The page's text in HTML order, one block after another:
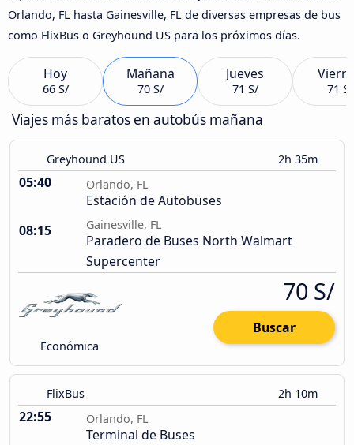
Orlando, FL hasta Gainesville, FL de diversas empresas de bus
como FlixBus o Greyhound US para los próximos días.
Hoy
66 S/
Mañana
70 S/
Jueves
71 S/ 71 S/
Viajes más baratos en autobús mañana
Greyhound US 2h 35m
05:40 Orlando, FL
Estación de Autobuses
08:15
Gainesville, FL
Paradero de Buses North Walmart
Supercenter
Económica
70 S/
Buscar
FlixBus 2h 10m
22:55 Orlando, FL
Terminal de Buses